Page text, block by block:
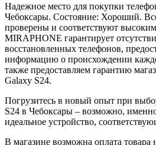
Надежное место для покупки
Чебоксары. Состояние: Хороший.
проверены и соответствуют высоким
MIRAPHONE гарантирует
восстановленных телефонов,
информацию о происхождении
также предоставляем гарантию
Galaxy S24.
Погрузитесь в новый опыт при
S24 в Чебоксары – возможно,
идеальное устройство,
В магазине возможна оплата